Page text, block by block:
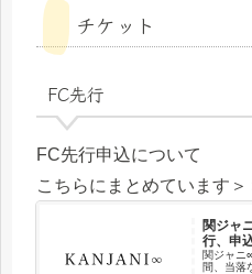
チケット
FC先行
FC先行申込について
こちらにまとめています＞
関ジャ
行、申
関ジャニ
間、当落